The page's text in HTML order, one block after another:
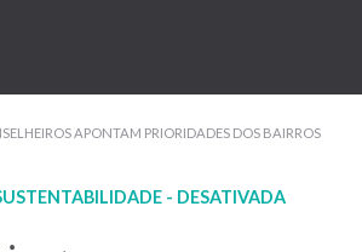
recolher
APONTAM PRIORIDADES DOS BAIRROS
- DESATIVADA